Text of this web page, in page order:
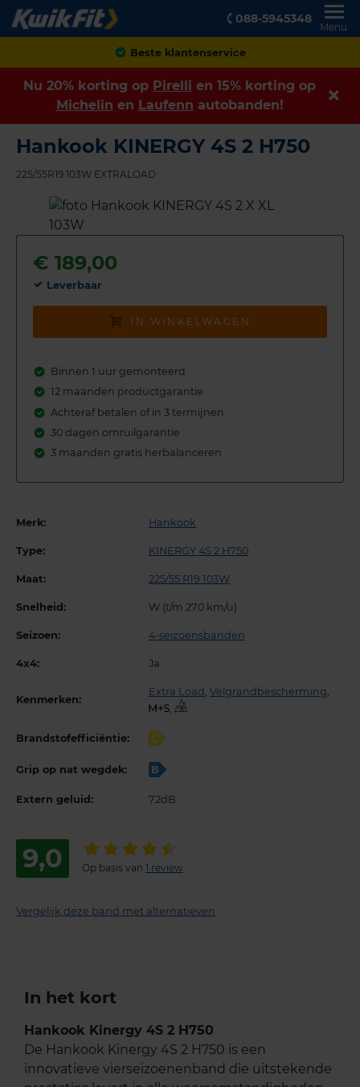
088-5945348
Menu
Achteraf betalen
Nu 20% korting op Pirelli en 15% korting op
Michelin en Laufenn autobanden!
Hankook KINERGY 4S 2 H750
225/55R19 103W EXTRALOAD
€ 189,00
Leverbaar
IN WINKELWAGEN
Binnen 1 uur gemonteerd
12 maanden productgarantie
Achteraf betalen of in 3 termijnen
30 dagen omruilgarantie
3 maanden gratis herbalanceren
Merk: Hankook
Type: KINERGY 4S 2 H750
Maat: 225/55 R19 103W
Snelheid: W (t/m 270 km/u)
Seizoen: 4-seizoensbanden
4x4: Ja
Kenmerken:
Extra Load Velgrandbescherming
,
Brandstofefficiëntie: C
Grip op nat wegdek: B
Extern geluid: 72dB
9,0 Op basis van 1 review
Vergelijk deze band met alternatieven
In het kort
Hankook Kinergy 4S 2 H750
De Hankook Kinergy 4S 2 H750 is een
innovatieve vierseizoenenband die uitstekende